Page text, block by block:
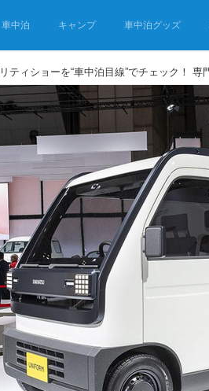
車中泊 キャンプ 車中泊グッズ